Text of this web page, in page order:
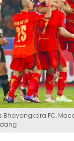
Bhayangkara FC,